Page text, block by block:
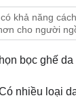
khả năng
cho người
bọc ghế da
nhiều loại